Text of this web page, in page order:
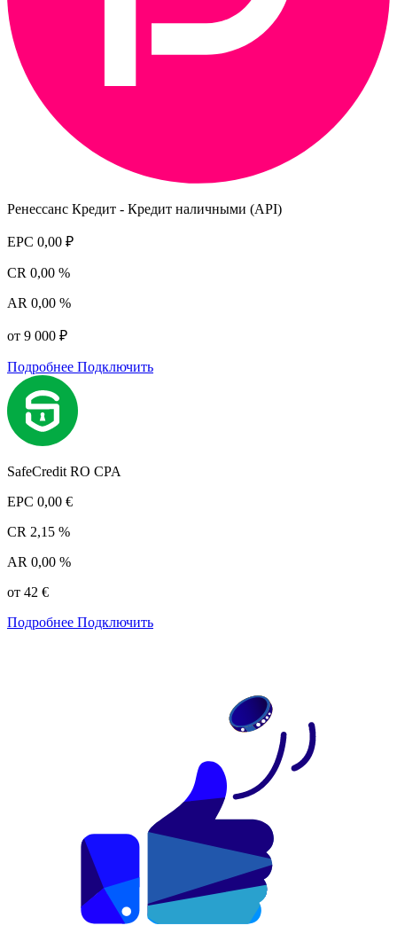
Ренессанс Кредит - Кредит наличными (API)
EPC 0,00 ₽
CR 0,00 %
AR 0,00 %
от 9 000 ₽
Подробнее Подключить
SafeCredit RO CPA
EPC 0,00 €
CR 2,15 %
AR 0,00 %
от 42 €
Подробнее Подключить